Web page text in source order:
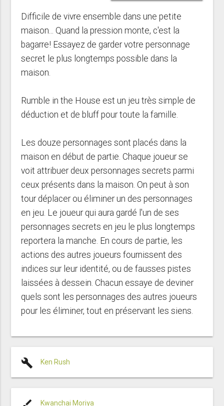
Difficile de vivre ensemble dans une petite
maison... Quand la pression monte, c'est la
bagarre! Essayez de garder votre personnage
secret le plus longtemps possible dans la
maison.
Rumble in the House est un jeu très simple de
déduction et de bluff pour toute la famille.
Les douze personnages sont placés dans la
maison en début de partie. Chaque joueur se
voit attribuer deux personnages secrets parmi
ceux présents dans la maison. On peut à son
tour déplacer ou éliminer un des personnages
en jeu. Le joueur qui aura gardé l'un de ses
personnages secrets en jeu le plus longtemps
reportera la manche. En cours de partie, les
actions des autres joueurs fournissent des
indices sur leur identité, ou de fausses pistes
laissées à dessein. Chacun essaye de deviner
quels sont les personnages des autres joueurs
pour les éliminer, tout en préservant les siens.
build Ken Rush
Kwanchai Moriya